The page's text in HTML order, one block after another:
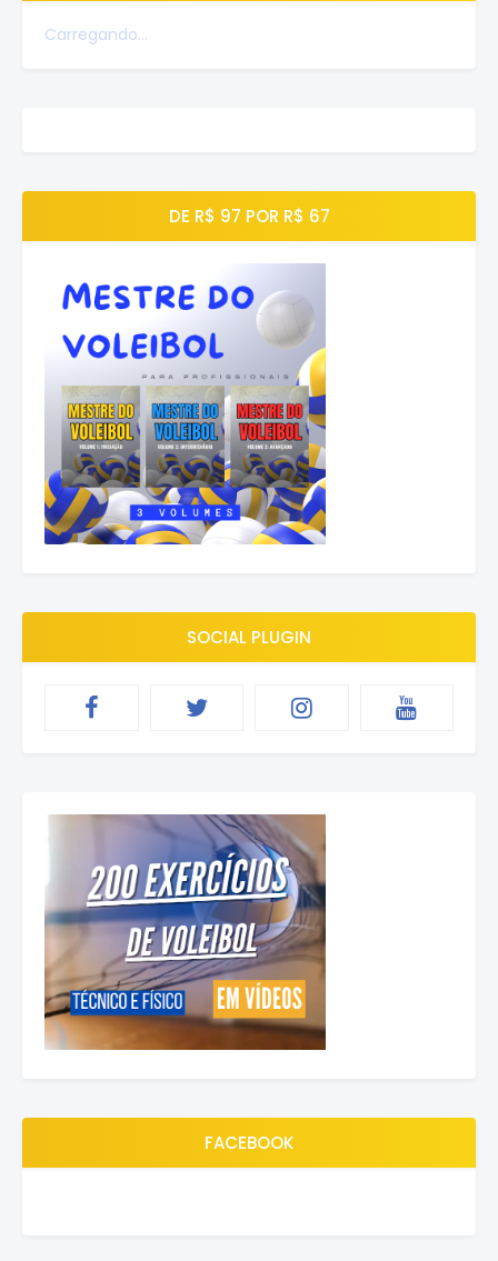
Carregando...
DE R$ 97 POR R$ 67
SOCIAL PLUGIN
FACEBOOK